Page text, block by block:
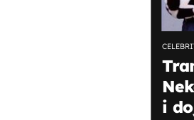
i